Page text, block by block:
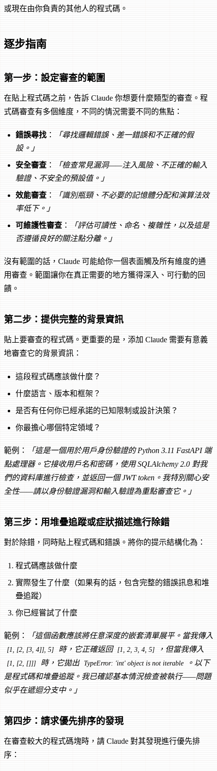
或現在由你負責的其他人的程式碼。
逐步指南
第一步：設定審查的範圍
在貼上程式碼之前，告訴 Claude 你想要什麼類型的審查。程
式碼審查有多個維度，不同的情況需要不同的焦點：
錯誤尋找：
「尋找邏輯錯誤、差一錯誤和不正確的假
設。」
安全審查 ：
「檢查常見漏洞——注入風險、不正確的輸入
驗證、不安全的預設值。」
效能審查 ：
「識別瓶頸、不必要的記憶體分配和演算法效
率低下。」
可維護性審查 ：
「評估可讀性、命名、複雜性，以及這是
否遵循良好的關注點分離。」
沒有範圍的話，Claude 可能給你一個表面觸及所有維度的通
用審查。範圍讓你在真正需要的地方獲得深入、可行動的回
饋。
第二步：提供完整的背景資訊
貼上要審查的程式碼。更重要的是，添加 Claude 需要有意義
地審查它的背景資訊：
這段程式碼應該做什麼？
什麼語言、版本和框架？
是否有任何你已經承諾的已知限制或設計決策？
你最擔心哪個特定領域？
範例：
「這是一個用於用戶身份驗證的 Python 3.11 FastAPI 端
點處理器。它接收用戶名和密碼，使用 SQLAlchemy 2.0 對我
們的資料庫進行檢查，並返回一個 JWT token。我特別關心安
全性——請以身份驗證漏洞和輸入驗證為重點審查它。」
第三步：用堆疊追蹤或症狀描述進行除錯
對於除錯，同時貼上程式碼和錯誤。將你的提示結構化為：
程式碼應該做什麼
實際發生了什麼（如果有的話，包含完整的錯誤訊息和堆
疊追蹤）
你已經嘗試了什麼
範例： 「這個函數應該將任意深度的嵌套清單展平。當我傳入
[1, [2, [3, 4]], 5] 時，它正確返回 [1, 2, 3, 4, 5] ，但當我傳入
[1, [2, []]] 時，它拋出 TypeError: 'int' object is not iterable
。以下
是程式碼和堆疊追蹤。我已確認基本情況檢查被執行——問題
似乎在遞迴分支中。」
第四步：請求優先排序的發現
在審查較大的程式碼塊時，請 Claude 對其發現進行優先排
序：